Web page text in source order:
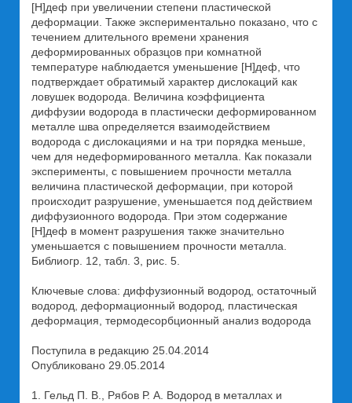
[H]деф при увеличении степени пластической
деформации. Также экспериментально показано, что с
течением длительного времени хранения
деформированных образцов при комнатной
температуре наблюдается уменьшение [H]деф, что
подтверждает обратимый характер дислокаций как
ловушек водорода. Величина коэффициента
диффузии водорода в пластически деформированном
металле шва определяется взаимодействием
водорода с дислокациями и на три порядка меньше,
чем для недеформированного металла. Как показали
эксперименты, с повышением прочности металла
величина пластической деформации, при которой
происходит разрушение, уменьшается под действием
диффузионного водорода. При этом содержание
[H]деф в момент разрушения также значительно
уменьшается с повышением прочности металла.
Библиогр. 12, табл. 3, рис. 5.
Ключевые слова: диффузионный водород, остаточный
водород, деформационный водород, пластическая
деформация, термодесорбционный анализ водорода
Поступила в редакцию 25.04.2014
Опубликовано 29.05.2014
1. Гельд П. В., Рябов Р. А. Водород в металлах и